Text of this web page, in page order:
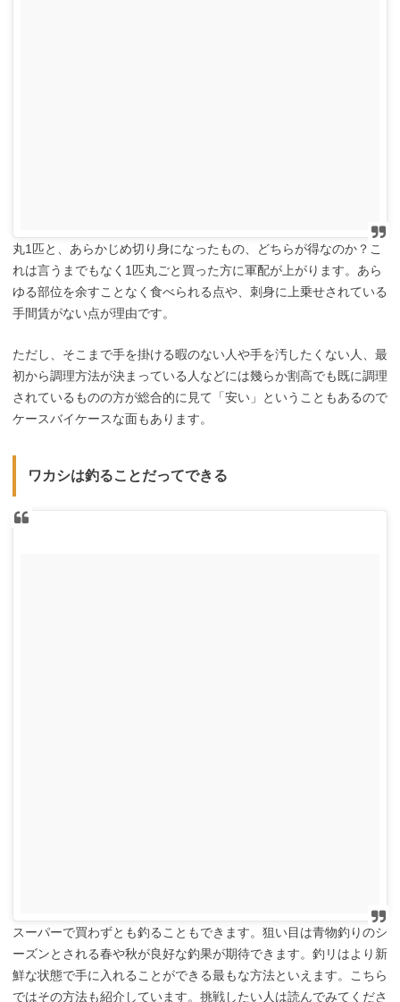
丸1匹と、あらかじめ切り身になったもの、どちらが得なのか？こ
れは言うまでもなく1匹丸ごと買った方に軍配が上がります。あら
ゆる部位を余すことなく食べられる点や、刺身に上乗せされている
手間賃がない点が理由です。
ただし、そこまで手を掛ける暇のない人や手を汚したくない人、最
初から調理方法が決まっている人などには幾らか割高でも既に調理
されているものの方が総合的に見て「安い」ということもあるので
ケースバイケースな面もあります。
ワカシは釣ることだってできる
スーパーで買わずとも釣ることもできます。狙い目は青物釣りのシ
ーズンとされる春や秋が良好な釣果が期待できます。釣リはより新
鮮な状態で手に入れることができる最もな方法といえます。こちら
ではその方法も紹介しています。挑戦したい人は読んでみてくださ